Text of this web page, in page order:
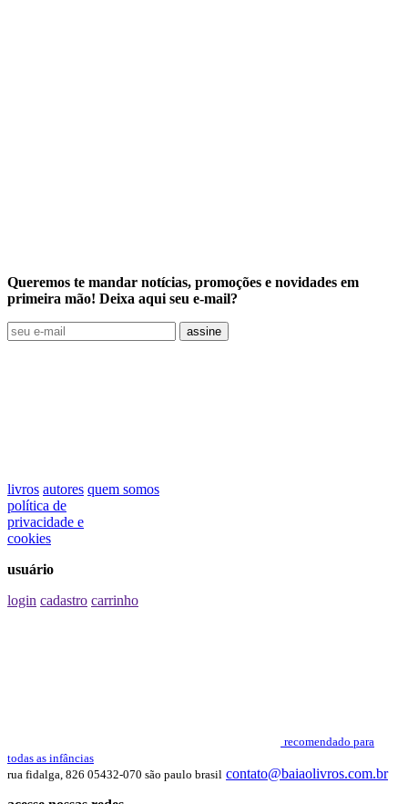
Queremos te mandar notícias, promoções e novidades em
primeira mão! Deixa aqui seu e-mail?
assine
livros autores quem somos
política de
privacidade e
cookies
usuário
login cadastro carrinho
recomendado para
todas as infâncias
rua fidalga, 826 05432-070 são paulo brasil contato@baiaolivros.com.br